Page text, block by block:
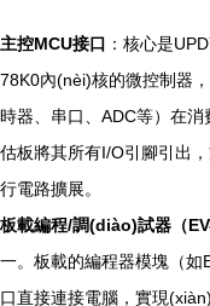
主控MCU接口 ：核心是
78K0內(nèi)核的微控制器
時器、串口、ADC等）在
估板將其所有I/O引腳引出
行電路擴展。
板載編程/調(diào)試器（
一。板載的編程器模塊（如
口直接連接電腦，實現